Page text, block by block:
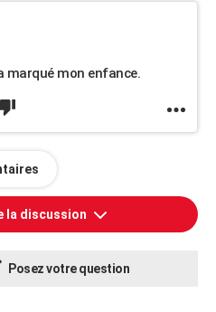
marqué mon enfance.
la discussion
Posez votre question